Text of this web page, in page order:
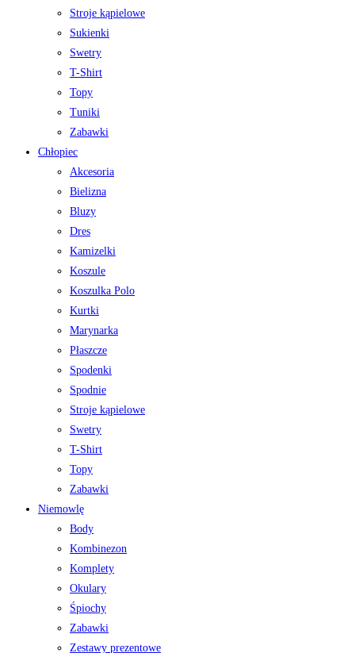
Stroje kąpielowe
Sukienki
Swetry
T-Shirt
Topy
Tuniki
Zabawki
Chłopiec
Akcesoria
Bielizna
Bluzy
Dres
Kamizelki
Koszule
Koszulka Polo
Kurtki
Marynarka
Płaszcze
Spodenki
Spodnie
Stroje kąpielowe
Swetry
T-Shirt
Topy
Zabawki
Niemowlę
Body
Kombinezon
Komplety
Okulary
Śpiochy
Zabawki
Zestawy prezentowe